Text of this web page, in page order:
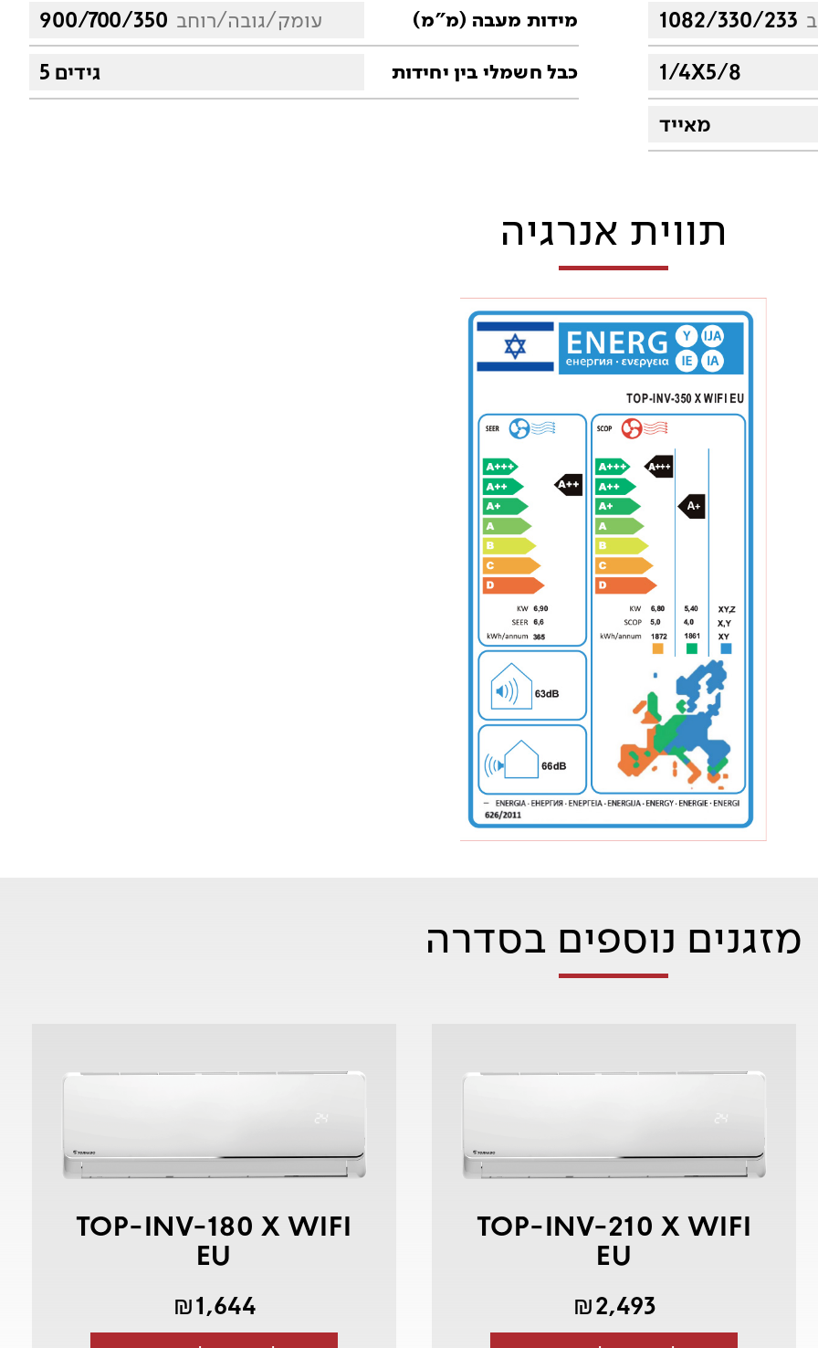
1082/330/233 מידות מעבה (מ"מ) 900/700/350 עומק/גובה/רוחב
1/4X5/8 כבל חשמלי בין יחידות 5 גידים
מאייד
תווית אנרגיה
מזגנים נוספים בסדרה
TOP-INV-210 X WIFI
EU
2,493
₪
TOP-INV-180 X WIFI
EU
1,644
₪